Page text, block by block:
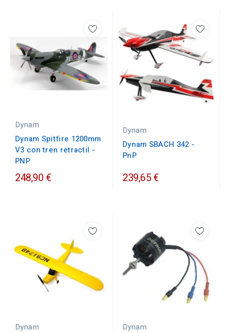
Dynam
Dynam Spitfire 1200mm
V3 con tren retractil -
PNP
248,90 €
Dynam
Dynam SBACH 342 -
PnP
239,65 €
Dynam
Dynam